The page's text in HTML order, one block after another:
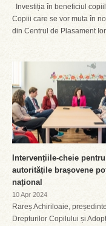
Investiția în beneficiul
Copiii care se vor muta în
din Centrul de Plasament
Intervențiile-cheie
autoritățile brașovene
național
10 Apr 2024
Rareș Achiriloaie,
Drepturilor Copilului și